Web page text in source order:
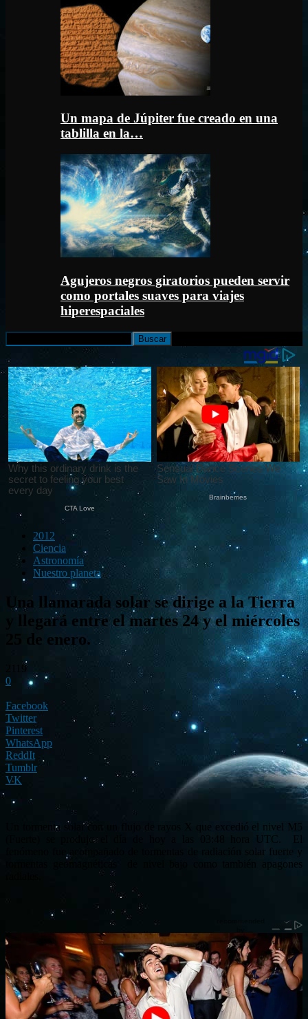
Un mapa de Júpiter fue creado en una
tablilla en la…
Agujeros negros giratorios pueden servir
como portales suaves para viajes
hiperespaciales
2012
Ciencia
Astronomía
Nuestro planeta
Una llamarada solar se dirige a la Tierra
y llegará entre el martes 24 y el miércoles
25 de enero.
2119
0
Facebook
Twitter
Pinterest
WhatsApp
ReddIt
Tumblr
VK
Un tormenta solar con un flujo de rayos X que excedió el nivel M5
(Fuerte) se produjo el día de hoy a las 03:48 hora UTC. El
fenómeno fue acompañado de tormentas de radiación solar fuerte y
tormentas geomagnéticas de nivel bajo como también apagones